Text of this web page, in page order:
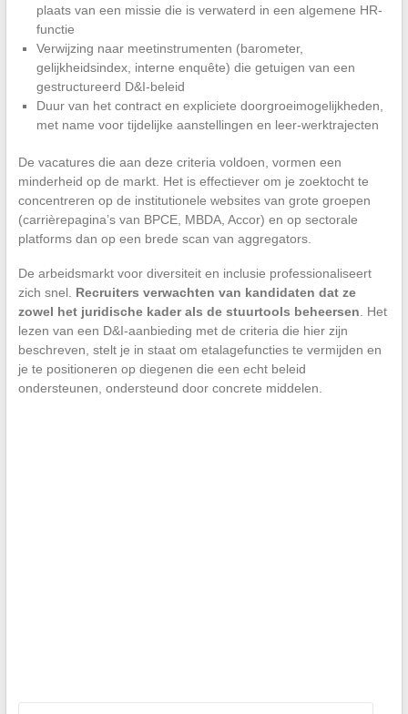
plaats van een missie die is verwaterd in een algemene HR-
functie
Verwijzing naar meetinstrumenten (barometer,
gelijkheidsindex, interne enquête) die getuigen van een
gestructureerd D&I-beleid
Duur van het contract en expliciete doorgroeimogelijkheden,
met name voor tijdelijke aanstellingen en leer-werktrajecten
De vacatures die aan deze criteria voldoen, vormen een
minderheid op de markt. Het is effectiever om je zoektocht te
concentreren op de institutionele websites van grote groepen
(carrièrepagina’s van BPCE, MBDA, Accor) en op sectorale
platforms dan op een brede scan van aggregators.
De arbeidsmarkt voor diversiteit en inclusie professionaliseert
zich snel. Recruiters verwachten van kandidaten dat ze
zowel het juridische kader als de stuurtools beheersen. Het
lezen van een D&I-aanbieding met de criteria die hier zijn
beschreven, stelt je in staat om etalagefuncties te vermijden en
je te positioneren op diegenen die een echt beleid
ondersteunen, ondersteund door concrete middelen.